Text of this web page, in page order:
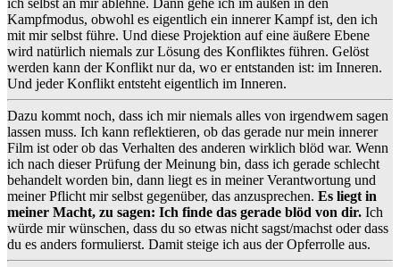
Kampfmodus, obwohl es eigentlich ein innerer Kampf ist, den ich
mit mir selbst führe. Und diese Projektion auf eine äußere Ebene
wird natürlich niemals zur Lösung des Konfliktes führen. Gelöst
werden kann der Konflikt nur da, wo er entstanden ist: im Inneren.
Und jeder Konflikt entsteht eigentlich im Inneren.
Dazu kommt noch, dass ich mir niemals alles von irgendwem sagen
lassen muss. Ich kann reflektieren, ob das gerade nur mein innerer
Film ist oder ob das Verhalten des anderen wirklich blöd war. Wenn
ich nach dieser Prüfung der Meinung bin, dass ich gerade schlecht
behandelt worden bin, dann liegt es in meiner Verantwortung und
meiner Pflicht mir selbst gegenüber, das anzusprechen. Es liegt in
meiner Macht, zu sagen: Ich finde das gerade blöd von dir. Ich
würde mir wünschen, dass du so etwas nicht sagst/machst oder dass
du es anders formulierst. Damit steige ich aus der Opferrolle aus.